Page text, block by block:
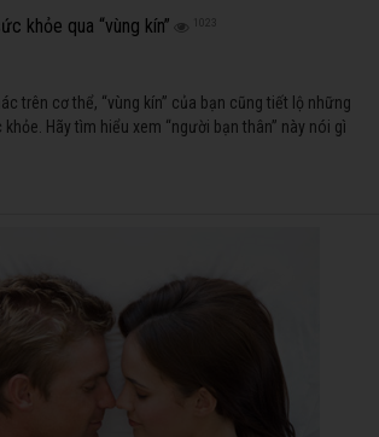
khỏe qua “vùng kín” 1023
trên cơ thể, “vùng kín” của bạn cũng tiết lộ những
Hãy tìm hiểu xem “người bạn thân” này nói gì